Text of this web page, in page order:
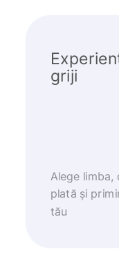
griji
Alege limba,
plată și
tău